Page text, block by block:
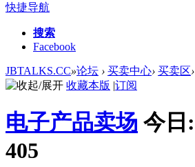
快捷导航
搜索
Facebook
JBTALKS.CC»论坛 › 买卖中心› 买卖区›
收藏本版 |订阅
电子产品卖场 今日:
405